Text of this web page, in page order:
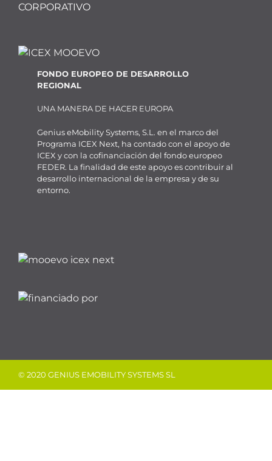
CORPORATIVO
FONDO EUROPEO DE DESARROLLO
REGIONAL
UNA MANERA DE HACER EUROPA
Genius eMobility Systems, S.L. en el marco del
Programa ICEX Next, ha contado con el apoyo de
ICEX y con la cofinanciación del fondo europeo
FEDER. La finalidad de este apoyo es contribuir al
desarrollo internacional de la empresa y de su
entorno.
© 2020 GENIUS EMOBILITY SYSTEMS SL